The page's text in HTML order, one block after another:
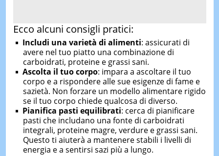
Ecco alcuni consigli pratici:
Includi una varietà di alimenti: assicurati di
avere nel tuo piatto una combinazione di
carboidrati, proteine e grassi sani.
Ascolta il tuo corpo: impara a ascoltare il tuo
corpo e a rispondere alle sue esigenze di fame e
sazietà. Non forzare un modello alimentare rigido
se il tuo corpo chiede qualcosa di diverso.
Pianifica pasti equilibrati: cerca di pianificare
pasti che includano una fonte di carboidrati
integrali, proteine magre, verdure e grassi sani.
Questo ti aiuterà a mantenere stabili i livelli di
energia e a sentirsi sazi più a lungo.